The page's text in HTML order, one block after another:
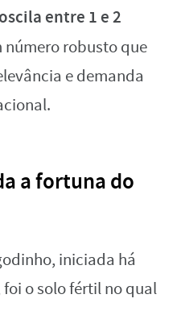
entre 1 e 2
número robusto que
e demanda
a fortuna do
iniciada há
o solo fértil no qual